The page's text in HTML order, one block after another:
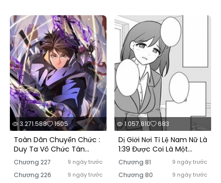
3.271.588 1605
Toàn Dân Chuyển Chức :
Duy Ta Vô Chức Tán
Nhân
Chương 227 9 ngày trước
Chương 226 9 ngày trước
1.057.810 683
Dị Giới Nơi Tỉ Lệ Nam Nữ Là
1:39 Được Coi Là Một
Chuyện Bình Thường
Chương 81 9 ngày trước
Chương 80 9 ngày trước